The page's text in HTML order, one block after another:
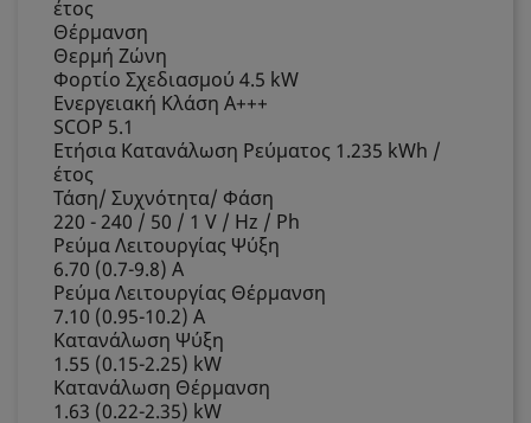
έτος
Θέρμανση
Θερμή Ζώνη
Φορτίο Σχεδιασμού 4.5 kW
Ενεργειακή Κλάση A+++
SCOP 5.1
Ετήσια Κατανάλωση Ρεύματος 1.235 kWh /
έτος
Τάση/ Συχνότητα/ Φάση
220 - 240 / 50 / 1 V / Hz / Ph
Ρεύμα Λειτουργίας Ψύξη
6.70 (0.7-9.8) Α
Ρεύμα Λειτουργίας Θέρμανση
7.10 (0.95-10.2) Α
Κατανάλωση Ψύξη
1.55 (0.15-2.25) kW
Κατανάλωση Θέρμανση
1.63 (0.22-2.35) kW